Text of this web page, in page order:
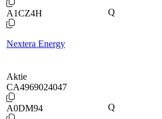
A1CZ4H
Nextera Energy
Q
Aktie
CA4969024047
A0DM94 Q